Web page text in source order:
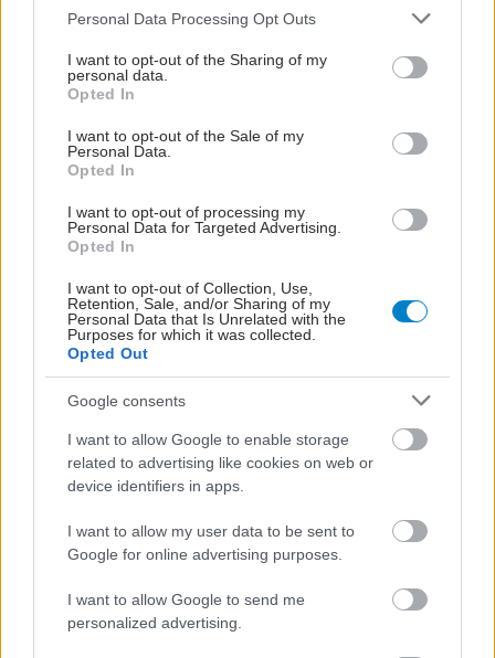
Please note that this website/app uses one or more Google
not limited to your visit or usage behaviour. You may click to
grant or deny consent to Google and its third-party tags to
use your data for below specified purposes in below Google
consent section.
Personal Data Processing Opt Outs
I want to opt-out of the Sharing of my
personal data.
Opted In
I want to opt-out of the Sale of my
Personal Data.
Opted In
I want to opt-out of processing my
Personal Data for Targeted Advertising.
Opted In
I want to opt-out of Collection, Use,
Retention, Sale, and/or Sharing of my
Personal Data that Is Unrelated with the
Purposes for which it was collected.
Opted Out
Google consents
I want to allow Google to enable storage
related to advertising like cookies on web or
device identifiers in apps.
I want to allow my user data to be sent to
Google for online advertising purposes.
I want to allow Google to send me
personalized advertising.